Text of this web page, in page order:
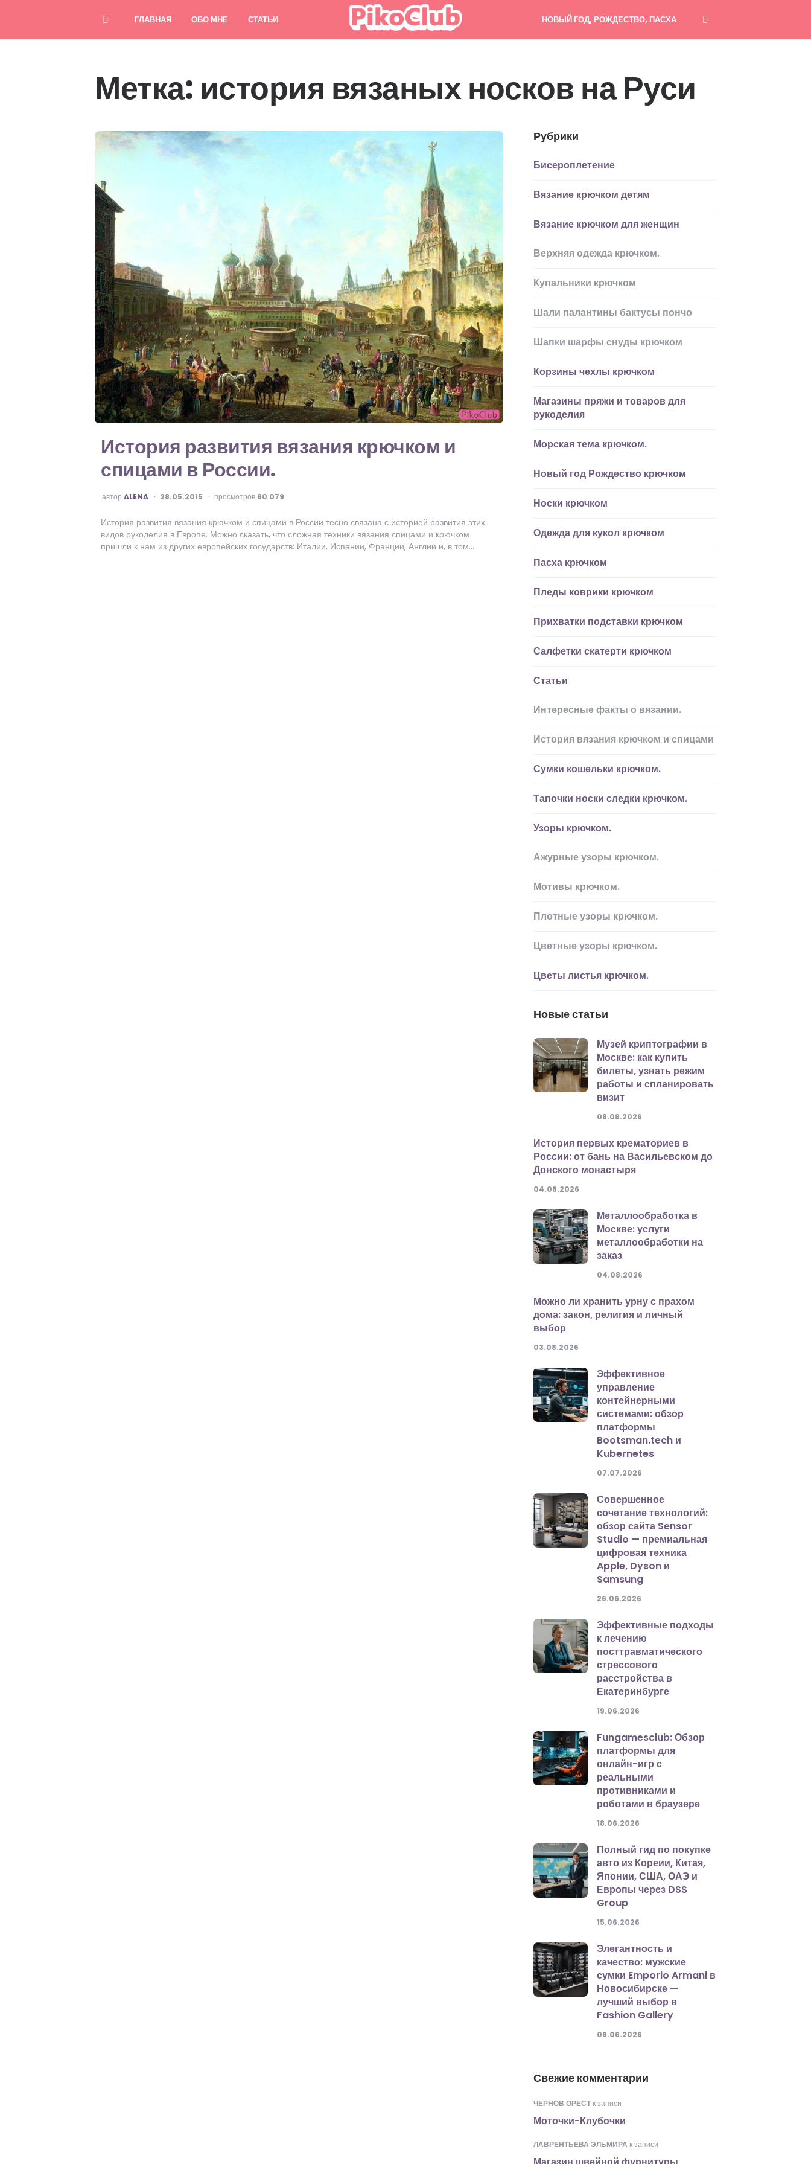
ГЛАВНАЯ ОБО МНЕ СТАТЬИ НОВЫЙ ГОД, РОЖДЕСТВО, ПАСХА
Метка: история вязаных носков на Руси
История развития вязания крючком и
спицами в России.
ОПУБЛИКОВАНО
автор ALENA 28.05.2015 просмотров 80 079
История развития вязания крючком и спицами в России тесно связана с историей развития этих
видов рукоделия в Европе. Можно сказать, что сложная техники вязания спицами и крючком
пришли к нам из других европейских государств: Италии, Испании, Франции, Англии и, в том…
Рубрики
Бисероплетение
Вязание крючком детям
Вязание крючком для женщин
Верхняя одежда крючком.
Купальники крючком
Шали палантины бактусы пончо
Шапки шарфы снуды крючком
Корзины чехлы крючком
Магазины пряжи и товаров для
рукоделия
Морская тема крючком.
Новый год Рождество крючком
Носки крючком
Одежда для кукол крючком
Пасха крючком
Пледы коврики крючком
Прихватки подставки крючком
Салфетки скатерти крючком
Статьи
Интересные факты о вязании.
История вязания крючком и спицами
Сумки кошельки крючком.
Тапочки носки следки крючком.
Узоры крючком.
Ажурные узоры крючком.
Мотивы крючком.
Плотные узоры крючком.
Цветные узоры крючком.
Цветы листья крючком.
Новые статьи
Музей криптографии в
Москве: как купить
билеты, узнать режим
работы и спланировать
визит
08.08.2026
История первых крематориев в
России: от бань на Васильевском до
Донского монастыря
04.08.2026
Металлообработка в
Москве: услуги
металлообработки на
заказ
04.08.2026
Можно ли хранить урну с прахом
дома: закон, религия и личный
выбор
03.08.2026
Эффективное
управление
контейнерными
системами: обзор
платформы
Bootsman.tech и
Kubernetes
07.07.2026
Совершенное
сочетание технологий:
обзор сайта Sensor
Studio — премиальная
цифровая техника
Apple, Dyson и
Samsung
26.06.2026
Эффективные подходы
к лечению
посттравматического
стрессового
расстройства в
Екатеринбурге
19.06.2026
Fungamesclub: Обзор
платформы для
онлайн-игр с
реальными
противниками и
роботами в браузере
18.06.2026
Полный гид по покупке
авто из Кореии, Китая,
Японии, США, ОАЭ и
Европы через DSS
Group
15.06.2026
Элегантность и
качество: мужские
сумки Emporio Armani в
Новосибирске —
лучший выбор в
Fashion Gallery
08.06.2026
Свежие комментарии
ЧЕРНОВ ОРЕСТк записи
Моточки-Клубочки
ЛАВРЕНТЬЕВА ЭЛЬМИРА к записи